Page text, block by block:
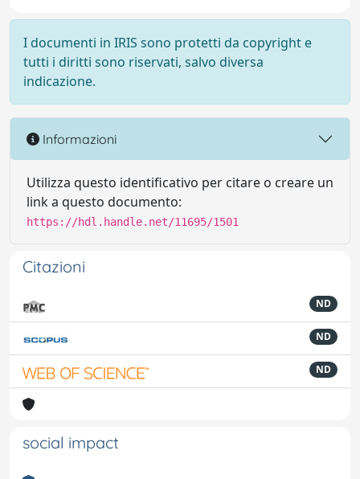
I documenti in IRIS sono protetti da copyright e
tutti i diritti sono riservati, salvo diversa
indicazione.
Informazioni
Utilizza questo identificativo per citare o creare un
link a questo documento:
https://hdl.handle.net/11695/1501
Citazioni
ND
ND
ND
social impact